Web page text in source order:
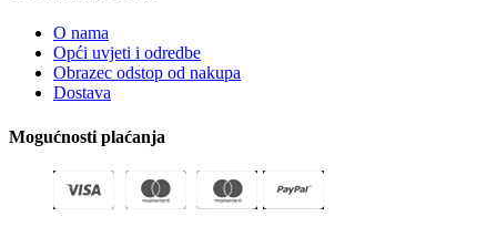
O nama
Opći uvjeti i odredbe
Obrazec odstop od nakupa
Dostava
Mogućnosti plaćanja